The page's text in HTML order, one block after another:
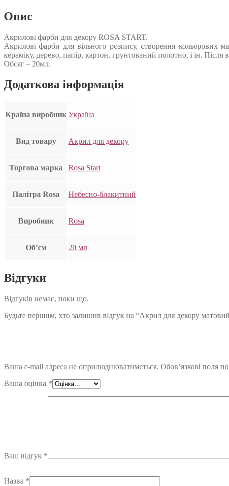
Опис
Акрилові фарби для декору ROSA START.
Акрилові фарби для вільного розпису, створення кольорових
кераміку, дерево, папір, картон, грунтований полотно, і ін.
Обсяг – 20мл.
Додаткова інформація
Країна виробник Україна
Вид товару Акрил для декору
Торгова марка Rosa Start
Палітра Rosa Небесно-блакитний
Виробник Rosa
Об’єм 20 мл
Відгуки
Відгуків немає, поки що.
Будьте першим, хто залишив відгук на “Акрил для декору
Ваша e-mail адреса не оприлюднюватиметься. Обов’язкові поля
Ваша оцінка *
Ваш відгук *
Назва *